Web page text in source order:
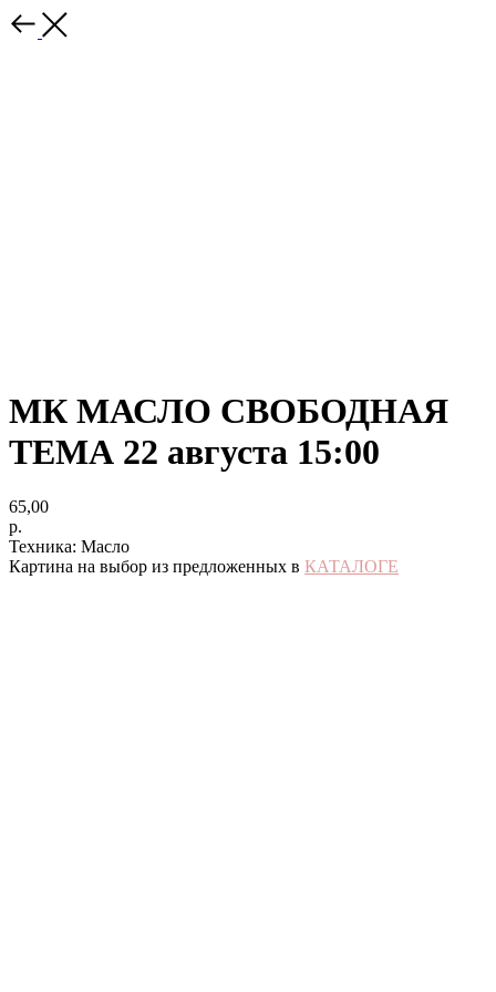
МК МАСЛО СВОБОДНАЯ
ТЕМА 22 августа 15:00
65,00
р.
Техника: Масло
Картина на выбор из предложенных в КАТАЛОГЕ